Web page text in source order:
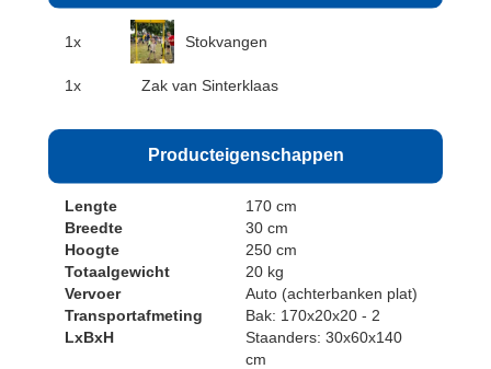
1x Stokvangen
1x Zak van Sinterklaas
Producteigenschappen
Lengte
170 cm
Breedte
30 cm
Hoogte
250 cm
Totaalgewicht
20 kg
Vervoer
Auto (achterbanken plat)
Transportafmeting
LxBxH
Bak: 170x20x20 - 2
Staanders: 30x60x140
cm